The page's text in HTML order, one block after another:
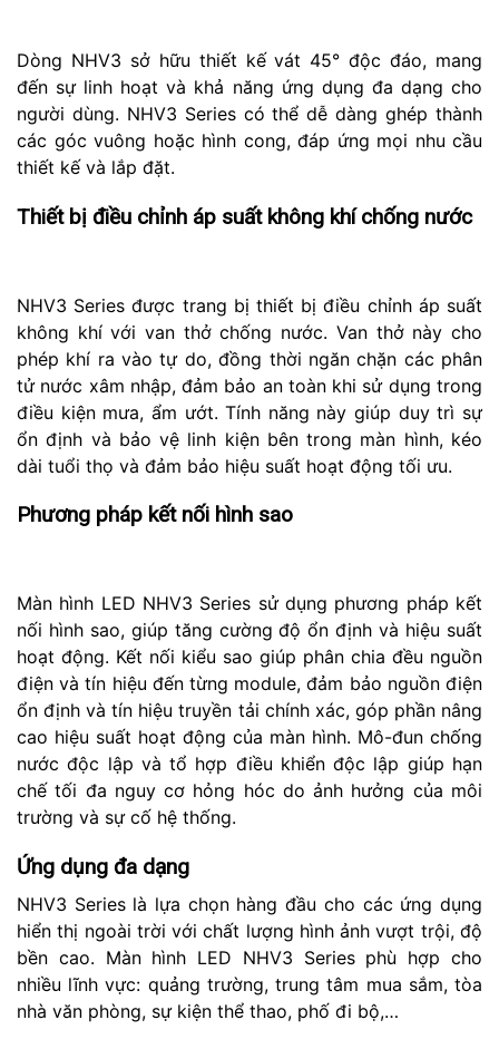
Dòng NHV3 sở hữu thiết kế vát 45° độc đáo, mang
đến sự linh hoạt và khả năng ứng dụng đa dạng cho
người dùng. NHV3 Series có thể dễ dàng ghép thành
các góc vuông hoặc hình cong, đáp ứng mọi nhu cầu
thiết kế và lắp đặt.
Thiết bị điều chỉnh áp suất không khí chống nước
NHV3 Series được trang bị thiết bị điều chỉnh áp suất
không khí với van thở chống nước. Van thở này cho
phép khí ra vào tự do, đồng thời ngăn chặn các phân
tử nước xâm nhập, đảm bảo an toàn khi sử dụng trong
điều kiện mưa, ẩm ướt. Tính năng này giúp duy trì sự
ổn định và bảo vệ linh kiện bên trong màn hình, kéo
dài tuổi thọ và đảm bảo hiệu suất hoạt động tối ưu.
Phương pháp kết nối hình sao
Màn hình LED NHV3 Series sử dụng phương pháp kết
nối hình sao, giúp tăng cường độ ổn định và hiệu suất
hoạt động. Kết nối kiểu sao giúp phân chia đều nguồn
điện và tín hiệu đến từng module, đảm bảo nguồn điện
ổn định và tín hiệu truyền tải chính xác, góp phần nâng
cao hiệu suất hoạt động của màn hình. Mô-đun chống
nước độc lập và tổ hợp điều khiển độc lập giúp hạn
chế tối đa nguy cơ hỏng hóc do ảnh hưởng của môi
trường và sự cố hệ thống.
Ứng dụng đa dạng
NHV3 Series là lựa chọn hàng đầu cho các ứng dụng
hiển thị ngoài trời với chất lượng hình ảnh vượt trội, độ
bền cao. Màn hình LED NHV3 Series phù hợp cho
nhiều lĩnh vực: quảng trường, trung tâm mua sắm, tòa
nhà văn phòng, sự kiện thể thao, phố đi bộ,…